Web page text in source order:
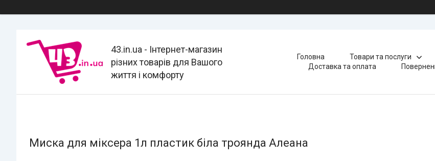
43.in.ua - Інтернет-магазин
різних товарів для Вашого
життя і комфорту
Головна Товари та послуги
Доставка та оплата
Миска для міксера 1л пластик біла троянда Алеана